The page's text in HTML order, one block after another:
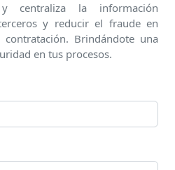
centraliza la información
y reducir el fraude en
Brindándote una
en tus procesos.